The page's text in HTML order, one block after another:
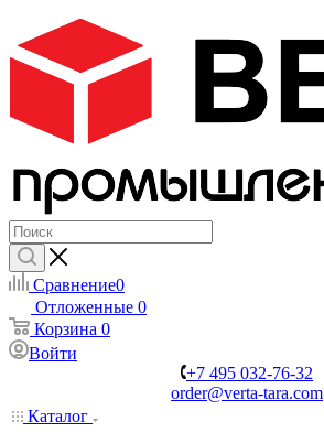
Сравнение0
Отложенные 0
Корзина 0
Войти
+7 495 032-76-32
order@verta-tara.com
Каталог